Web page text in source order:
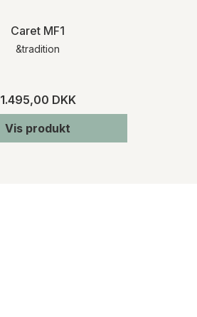
Caret MF1
&tradition
1.495,00 DKK
Vis produkt